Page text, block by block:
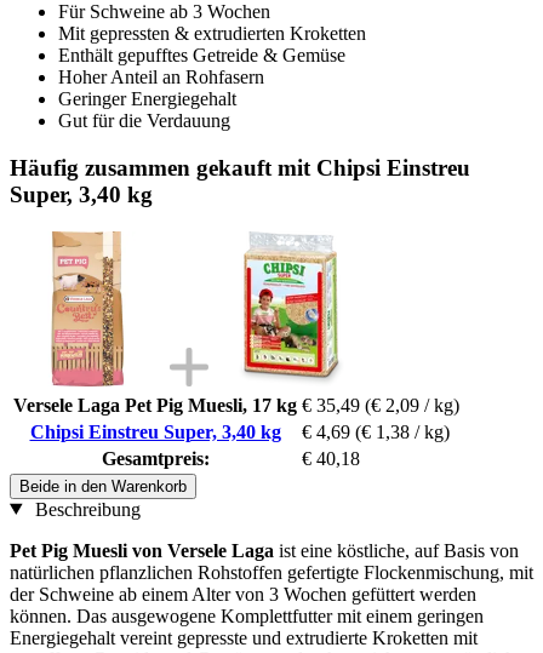
Für Schweine ab 3 Wochen
Mit gepressten & extrudierten Kroketten
Enthält gepufftes Getreide & Gemüse
Hoher Anteil an Rohfasern
Geringer Energiegehalt
Gut für die Verdauung
Häufig zusammen gekauft mit Chipsi Einstreu
Super, 3,40 kg
Versele Laga Pet Pig Muesli, 17 kg € 35,49 (€ 2,09 / kg)
Chipsi Einstreu Super, 3,40 kg
€ 4,69 (€ 1,38 / kg)
Gesamtpreis:
€ 40,18
Beide in den Warenkorb
Beschreibung
Pet Pig Muesli von Versele Laga ist eine köstliche, auf Basis von
natürlichen pflanzlichen Rohstoffen gefertigte Flockenmischung, mit
der Schweine ab einem Alter von 3 Wochen gefüttert werden
können. Das ausgewogene Komplettfutter mit einem geringen
Energiegehalt vereint gepresste und extrudierte Kroketten mit